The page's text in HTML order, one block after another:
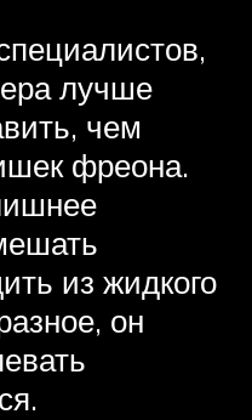
лучше
чем
фреона.
из жидкого
он